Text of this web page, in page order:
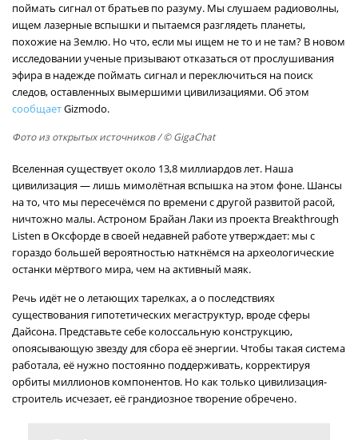
поймать сигнал от братьев по разуму. Мы слушаем радиоволны,
ищем лазерные вспышки и пытаемся разглядеть планеты,
похожие на Землю. Но что, если мы ищем не то и не там? В новом
исследовании ученые призывают отказаться от прослушивания
эфира в надежде поймать сигнал и переключиться на поиск
следов, оставленных вымершими цивилизациями. Об этом
сообщаетGizmodo.
Фото из открытых источников/ © GigaChat
Вселенная существует около 13,8 миллиардов лет. Наша
цивилизация — лишь мимолётная вспышка на этом фоне. Шансы
на то, что мы пересечёмся по времени с другой развитой расой,
ничтожно малы. Астроном Брайан Лаки из проекта Breakthrough
Listen в Оксфорде в своей недавней работе утверждает: мы с
гораздо большей вероятностью наткнёмся на археологические
останки мёртвого мира, чем на активный маяк.
Речь идёт не о летающих тарелках, а о последствиях
существования гипотетических мегаструктур, вроде сферы
Дайсона. Представьте себе колоссальную конструкцию,
опоясывающую звезду для сбора её энергии. Чтобы такая система
работала, её нужно постоянно поддерживать, корректируя
орбиты миллионов компонентов. Но как только цивилизация-
строитель исчезает, её грандиозное творение обречено.